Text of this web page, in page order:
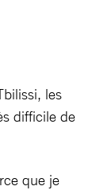
les
difficile de
que je